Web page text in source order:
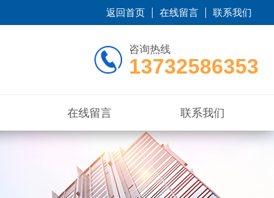
返回首页 在线留言 联系我们
咨询热线
13732586353
在线留言 联系我们